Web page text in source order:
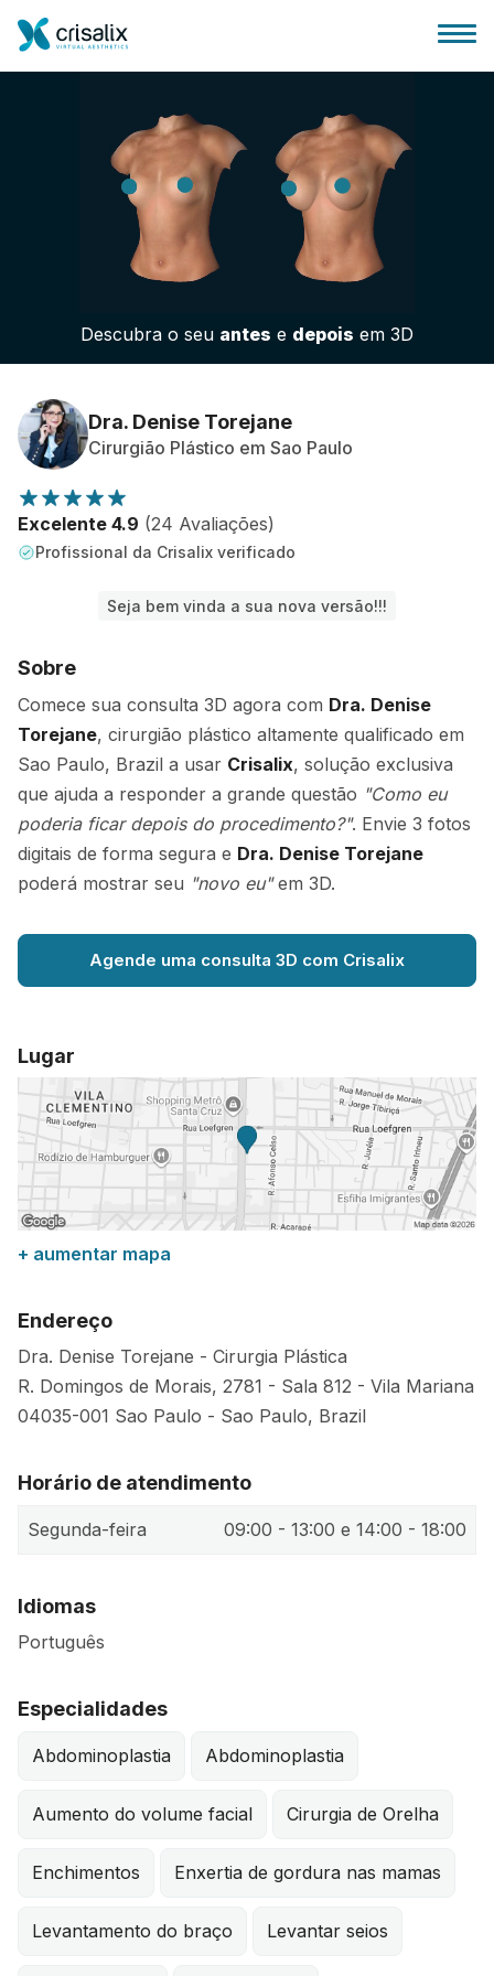
Página inicial para cirurgiões
Plataforma 3D de business
Planos
Avaliações dos pacientes
Descubra o seu antes e depois em 3D
Dra. Denise Torejane
Cirurgião Plástico em Sao Paulo
Excelente 4.9 (24 Avaliações)
Profissional da Crisalix verificado
Seja bem vinda a sua nova versão!!!
Sobre
Comece sua consulta 3D agora com Dra. Denise
Torejane, cirurgião plástico altamente qualificado em
Sao Paulo, Brazil a usar Crisalix, solução exclusiva
que ajuda a responder a grande questão "Como eu
poderia ficar depois do procedimento?". Envie 3 fotos
digitais de forma segura e Dra. Denise Torejane
poderá mostrar seu "novo eu"em 3D.
Agende uma consulta 3D com Crisalix
Lugar
+ aumentar mapa
Endereço
Dra. Denise Torejane - Cirurgia Plástica
R. Domingos de Morais, 2781 - Sala 812 - Vila Mariana
04035-001 Sao Paulo - Sao Paulo, Brazil
Horário de atendimento
Segunda-feira 09:00 - 13:00 e 14:00 - 18:00
Idiomas
Português
Especialidades
Abdominoplastia Abdominoplastia
Aumento do volume facial Cirurgia de Orelha
Enchimentos Enxertia de gordura nas mamas
Levantamento do braço Levantar seios